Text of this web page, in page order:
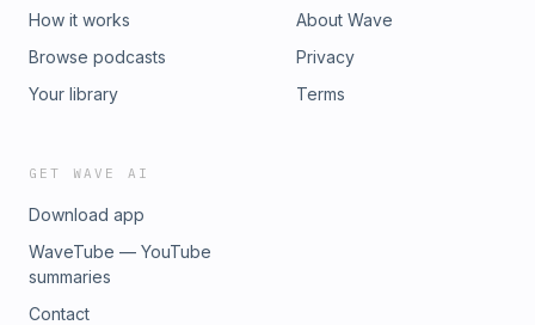
How it works
Browse podcasts
Your library
About Wave
Privacy
Terms
GET WAVE AI
Download app
WaveTube — YouTube
summaries
Contact